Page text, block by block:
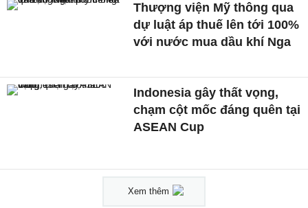
Thượng viện Mỹ thông qua
dự luật áp thuế lên tới 100%
với nước mua dầu khí Nga
Indonesia gây thất vọng,
chạm cột mốc đáng quên tại
ASEAN Cup
Xem thêm